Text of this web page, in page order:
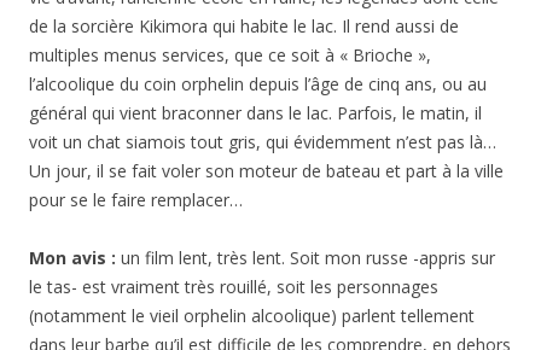
de la sorcière Kikimora qui habite le lac. Il rend aussi de
multiples menus services, que ce soit à « Brioche »,
l’alcoolique du coin orphelin depuis l’âge de cinq ans, ou au
général qui vient braconner dans le lac. Parfois, le matin, il
voit un chat siamois tout gris, qui évidemment n’est pas là…
Un jour, il se fait voler son moteur de bateau et part à la ville
pour se le faire remplacer…
Mon avis : un film lent, très lent. Soit mon russe -appris sur
le tas- est vraiment très rouillé, soit les personnages
(notamment le vieil orphelin alcoolique) parlent tellement
dans leur barbe qu’il est difficile de les comprendre, en dehors